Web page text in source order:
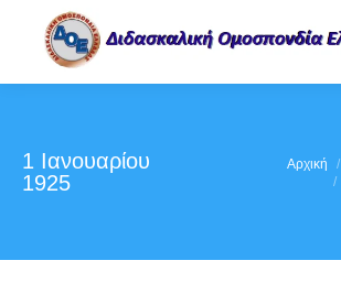
1 Ιανουαρίου
1925
Αρχική